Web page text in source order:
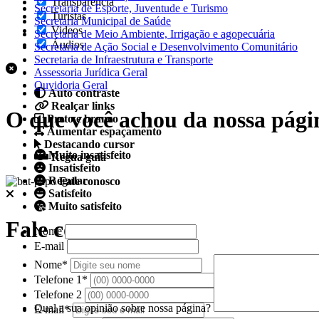
Turistas
Videos
Áudios
Auto contraste
Realçar links
Preto e branco
Aumentar espaçamento
Destacando cursor
Regua guia
Fale conosco
Fale conosco
Nome*
Telefone 1*
Telefone 2
E-mail*
Secretaria de Esporte, Juventude e Turismo
Secretaria Municipal de Saúde
Secretaria de Meio Ambiente, Irrigação e agopecuária
Secretaria de Ação Social e Desenvolvimento Comunitário
Secretaria de Infraestrutura e Transporte
Assessoria Jurídica Geral
Ouvidoria Geral
O que você achou da nossa
Muito insatisfeito
Insatisfeito
Regular
Satisfeito
Muito satisfeito
Nome
E-mail
Qual a sua opinião sobre nossa página?